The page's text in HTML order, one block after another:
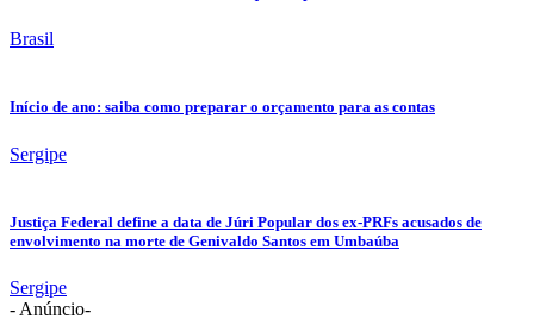
Brasil
Início de ano: saiba como preparar o orçamento para as contas
Sergipe
Justiça Federal define a data de Júri Popular dos ex-PRFs acusados de
envolvimento na morte de Genivaldo Santos em Umbaúba
Sergipe
- Anúncio-